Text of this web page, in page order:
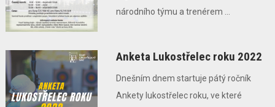
národního týmu a trenérem ...
Anketa Lukostřelec roku 2022
Dnešním dnem startuje pátý ročník
Ankety lukostřelec roku, ve které